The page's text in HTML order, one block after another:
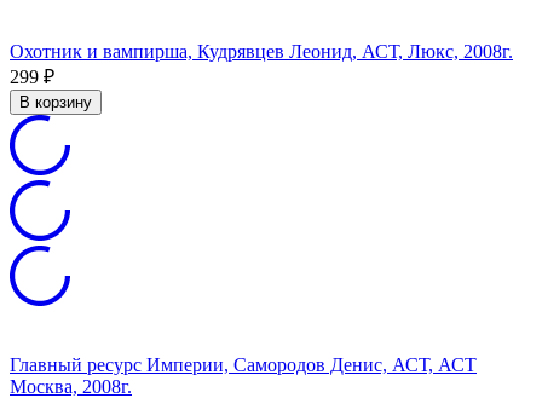
Охотник и вампирша, Кудрявцев Леонид, АСТ, Люкс, 2008г.
299 ₽
В корзину
Главный ресурс Империи, Самородов Денис, АСТ, АСТ
Москва, 2008г.